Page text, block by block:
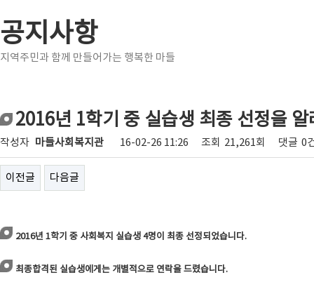
공지사항
지역주민과 함께 만들어가는 행복한 마들
2016년 1학기 중 실습생 최종 선정을
작성자 마들사회복지관 16-02-26 11:26 조회 21,261회 댓글 0
이전글 다음글
2016년 1학기 중 사회복지 실습생 4명이 최종 선정되었습니다.
최종합격된 실습생에게는 개별적으로 연락을 드렸습니다.